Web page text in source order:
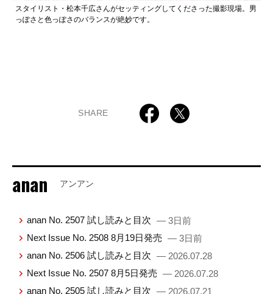
スタイリスト・松本千広さんがセッティングしてくださった撮影現場。男
っぽさと色っぽさのバランスが絶妙です。
SHARE
anan アンアン
anan No. 2507 試し読みと目次 — 3日前
Next Issue No. 2508 8月19日発売 — 3日前
anan No. 2506 試し読みと目次 — 2026.07.28
Next Issue No. 2507 8月5日発売 — 2026.07.28
anan No. 2505 試し読みと目次 — 2026.07.21